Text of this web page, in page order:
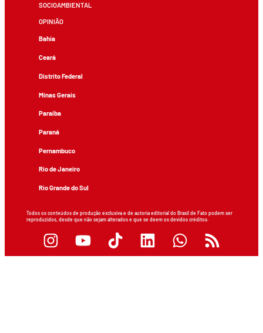
SOCIOAMBIENTAL
OPINIÃO
Bahia
Ceará
Distrito Federal
Minas Gerais
Paraíba
Paraná
Pernambuco
Rio de Janeiro
Rio Grande do Sul
Todos os conteúdos de produção exclusiva e de autoria editorial do Brasil de Fato podem ser
reproduzidos, desde que não sejam alterados e que se deem os devidos créditos.